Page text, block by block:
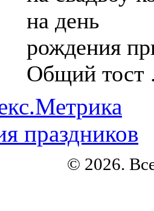
на день
рождения
Общий тост
праздников
© 2026.